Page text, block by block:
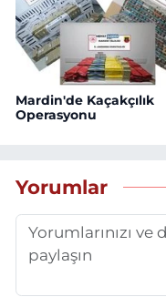
Mardin'de Kaçakçılık
Operasyonu
Yorumlar